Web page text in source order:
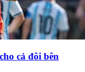
cả đôi bên